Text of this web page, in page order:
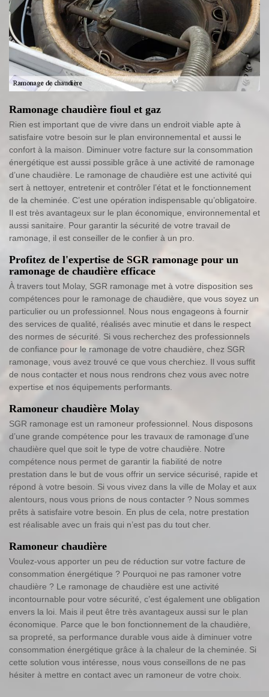
Ramonage chaudière fioul et gaz
Rien est important que de vivre dans un endroit viable apte à
satisfaire votre besoin sur le plan environnemental et aussi le
confort à la maison. Diminuer votre facture sur la consommation
énergétique est aussi possible grâce à une activité de ramonage
d’une chaudière. Le ramonage de chaudière est une activité qui
sert à nettoyer, entretenir et contrôler l’état et le fonctionnement
de la cheminée. C’est une opération indispensable qu’obligatoire.
Il est très avantageux sur le plan économique, environnemental et
aussi sanitaire. Pour garantir la sécurité de votre travail de
ramonage, il est conseiller de le confier à un pro.
Profitez de l'expertise de SGR ramonage pour un
ramonage de chaudière efficace
À travers tout Molay, SGR ramonage met à votre disposition ses
compétences pour le ramonage de chaudière, que vous soyez un
particulier ou un professionnel. Nous nous engageons à fournir
des services de qualité, réalisés avec minutie et dans le respect
des normes de sécurité. Si vous recherchez des professionnels
de confiance pour le ramonage de votre chaudière, chez SGR
ramonage, vous avez trouvé ce que vous cherchiez. Il vous suffit
de nous contacter et nous nous rendrons chez vous avec notre
expertise et nos équipements performants.
Ramoneur chaudière Molay
SGR ramonage est un ramoneur professionnel. Nous disposons
d’une grande compétence pour les travaux de ramonage d’une
chaudière quel que soit le type de votre chaudière. Notre
compétence nous permet de garantir la fiabilité de notre
prestation dans le but de vous offrir un service sécurisé, rapide et
répond à votre besoin. Si vous vivez dans la ville de Molay et aux
alentours, nous vous prions de nous contacter ? Nous sommes
prêts à satisfaire votre besoin. En plus de cela, notre prestation
est réalisable avec un frais qui n’est pas du tout cher.
Ramoneur chaudière
Voulez-vous apporter un peu de réduction sur votre facture de
consommation énergétique ? Pourquoi ne pas ramoner votre
chaudière ? Le ramonage de chaudière est une activité
incontournable pour votre sécurité, c’est également une obligation
envers la loi. Mais il peut être très avantageux aussi sur le plan
économique. Parce que le bon fonctionnement de la chaudière,
sa propreté, sa performance durable vous aide à diminuer votre
consommation énergétique grâce à la chaleur de la cheminée. Si
cette solution vous intéresse, nous vous conseillons de ne pas
hésiter à mettre en contact avec un ramoneur de votre choix.